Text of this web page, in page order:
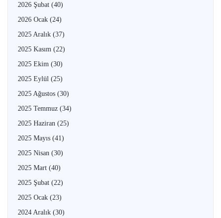
2026 Şubat (40)
2026 Ocak (24)
2025 Aralık (37)
2025 Kasım (22)
2025 Ekim (30)
2025 Eylül (25)
2025 Ağustos (30)
2025 Temmuz (34)
2025 Haziran (25)
2025 Mayıs (41)
2025 Nisan (30)
2025 Mart (40)
2025 Şubat (22)
2025 Ocak (23)
2024 Aralık (30)